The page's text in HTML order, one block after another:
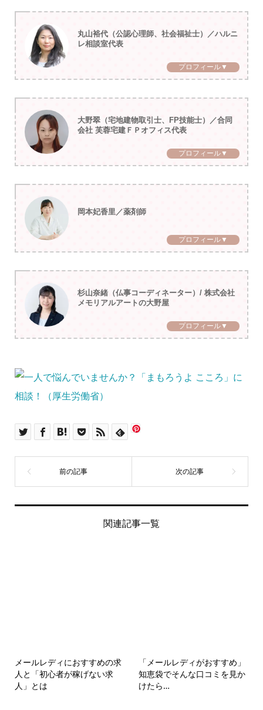
丸山裕代（公認心理師、社会福祉士）／ハルニ
レ相談室代表
プロフィール▼
大野翠（宅地建物取引士、FP技能士）／合同
会社 芙蓉宅建ＦＰオフィス代表
プロフィール▼
岡本妃香里／薬剤師
プロフィール▼
杉山奈緒（仏事コーディネーター）/ 株式会社
メモリアルアートの大野屋
プロフィール▼
関連記事一覧
メールレディにおすすめの求
人と「初心者が稼げない求
人」とは
「メールレディがおすすめ」
知恵袋でそんな口コミを見か
けたら…